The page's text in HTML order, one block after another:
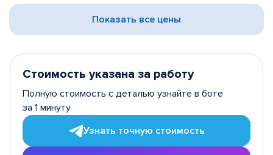
Показать все цены
Стоимость указана за работу
Полную стоимость с деталью узнайте в боте
за 1 минуту
Узнать точную стоимость